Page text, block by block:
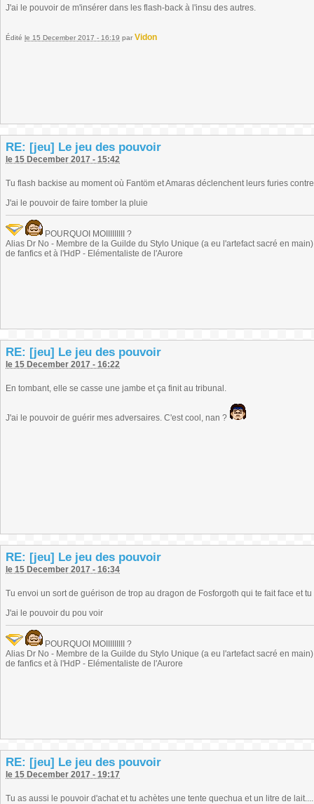
J'ai le pouvoir de m'insérer dans les flash-back à l'insu des autres.
Édité le 15 December 2017 - 16:19 par Vidon
RE: [jeu] Le jeu des pouvoir
le 15 December 2017 - 15:42
Tu flash backise au moment où Fantöm et Amaras déclenchent leurs furies
J'ai le pouvoir de faire tomber la pluie
POURQUOI MOIIIIIIIII ?
Alias Dr No - Membre de la Guilde du Stylo Unique (a eu l'artefact sacré en
de fanfics et à l'HdP - Elémentaliste de l'Aurore
RE: [jeu] Le jeu des pouvoir
le 15 December 2017 - 16:22
En tombant, elle se casse une jambe et ça finit au tribunal.
J'ai le pouvoir de guérir mes adversaires. C'est cool, nan ?
RE: [jeu] Le jeu des pouvoir
le 15 December 2017 - 16:34
Tu envoi un sort de guérison de trop au dragon de Fosforgoth qui te fait face et
J'ai le pouvoir du pou voir
POURQUOI MOIIIIIIIII ?
Alias Dr No - Membre de la Guilde du Stylo Unique (a eu l'artefact sacré en
de fanfics et à l'HdP - Elémentaliste de l'Aurore
RE: [jeu] Le jeu des pouvoir
le 15 December 2017 - 19:17
Tu as aussi le pouvoir d'achat et tu achètes une tente quechua et un litre de